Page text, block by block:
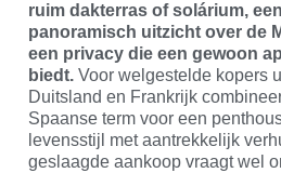
ruim dakterras of solárium,
panoramisch uitzicht over de
een privacy die een gewoon
biedt. Voor welgestelde kopers
Duitsland en Frankrijk
Spaanse term voor een
levensstijl met aantrekkelijk
geslaagde aankoop vraagt wel